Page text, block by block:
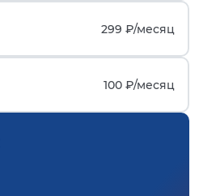
299 ₽/месяц
100 ₽/месяц